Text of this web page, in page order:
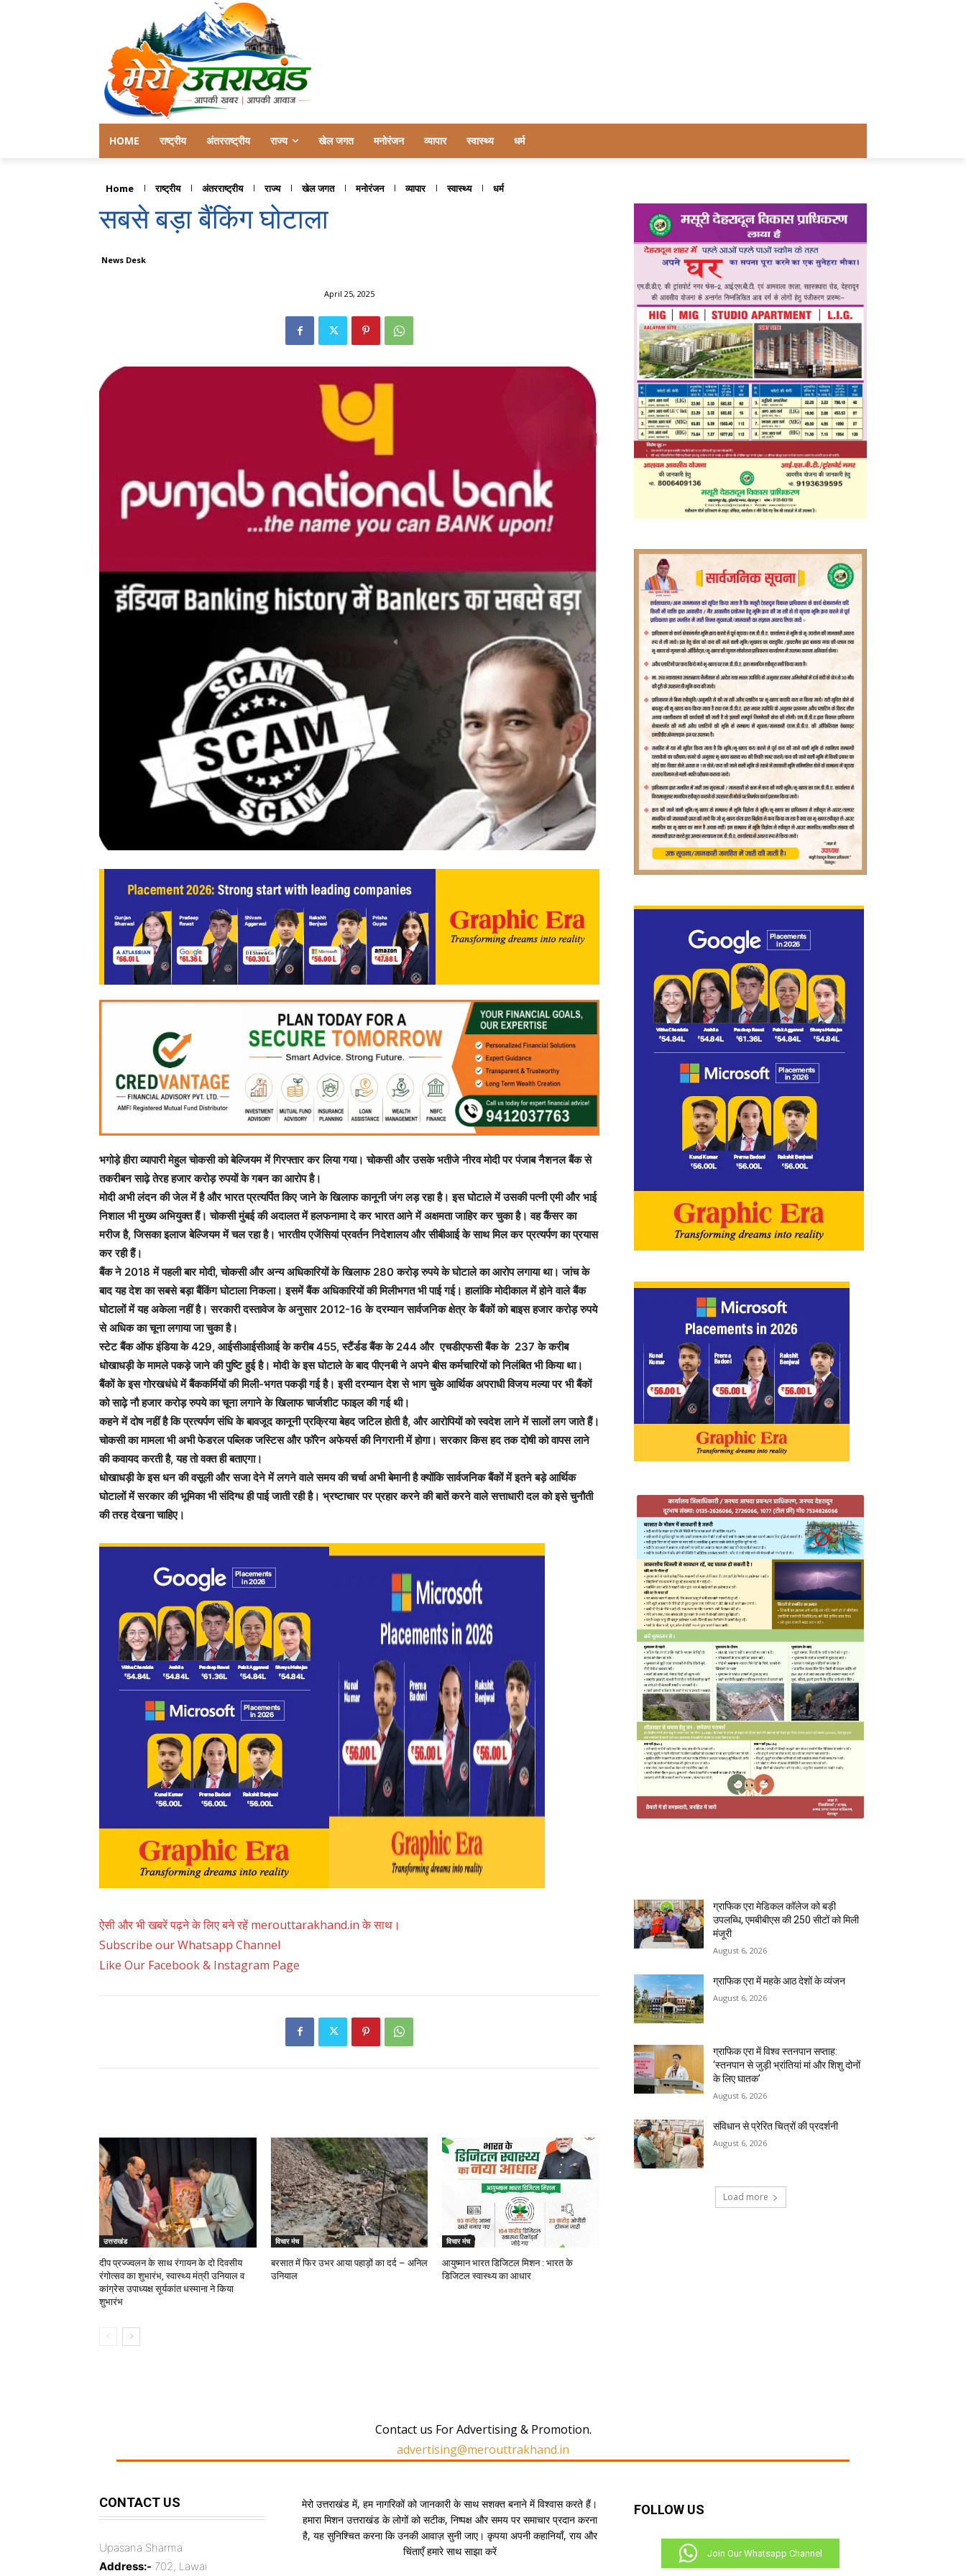
HOME राष्ट्रीय अंतरराष्ट्रीय राज्य खेल जगत मनोरंजन व्यापार स्वास्थ्य धर्म
Home राष्ट्रीय अंतरराष्ट्रीय राज्य खेल जगत मनोरंजन व्यापार स्वास्थ्य धर्म
सबसे बड़ा बैंकिंग घोटाला
News Desk
April 25, 2025
भगोड़े हीरा व्यापारी मेहुल चोकसी को बेल्जियम में गिरफ्तार कर लिया गया। चोकसी और उसके भतीजे नीरव मोदी पर पंजाब नैशनल बैंक से
तकरीबन साढ़े तेरह हजार करोड़ रुपयों के गबन का आरोप है।
मोदी अभी लंदन की जेल में है और भारत प्रत्यर्पित किए जाने के खिलाफ कानूनी जंग लड़ रहा है। इस घोटाले में उसकी पत्नी एमी और भाई
निशाल भी मुख्य अभियुक्त हैं। चोकसी मुंबई की अदालत में हलफनामा दे कर भारत आने में अक्षमता जाहिर कर चुका है। वह कैंसर का
मरीज है, जिसका इलाज बेल्जियम में चल रहा है। भारतीय एजेंसियां प्रवर्तन निदेशालय और सीबीआई के साथ मिल कर प्रत्यर्पण का प्रयास
कर रही हैं।
बैंक ने 2018 में पहली बार मोदी, चोकसी और अन्य अधिकारियों के खिलाफ 280 करोड़ रुपये के घोटाले का आरोप लगाया था। जांच के
बाद यह देश का सबसे बड़ा बैंकिंग घोटाला निकला। इसमें बैंक अधिकारियों की मिलीभगत भी पाई गई। हालांकि मोदीकाल में होने वाले बैंक
घोटालों में यह अकेला नहीं है। सरकारी दस्तावेज के अनुसार 2012-16 के दरम्यान सार्वजनिक क्षेत्र के बैंकों को बाइस हजार करोड़ रुपये
से अधिक का चूना लगाया जा चुका है।
स्टेट बैंक ऑफ इंडिया के 429, आईसीआईसीआई के करीब 455, स्टैंर्डड बैंक के 244 और एचडीएफसी बैंक के 237 के करीब
धोखाधड़ी के मामले पकड़े जाने की पुष्टि हुई है। मोदी के इस घोटाले के बाद पीएनबी ने अपने बीस कर्मचारियों को निलंबित भी किया था।
बैंकों के इस गोरखधंधे में बैंककर्मियों की मिली-भगत पकड़ी गई है। इसी दरम्यान देश से भाग चुके आर्थिक अपराधी विजय मल्या पर भी बैंकों
को साढ़े नौ हजार करोड़ रुपये का चूना लगाने के खिलाफ चार्जशीट फाइल की गई थी।
कहने में दोष नहीं है कि प्रत्यर्पण संधि के बावजूद कानूनी प्रक्रिया बेहद जटिल होती है, और आरोपियों को स्वदेश लाने में सालों लग जाते हैं।
चोकसी का मामला भी अभी फेडरल पब्लिक जस्टिस और फॉरेन अफेयर्स की निगरानी में होगा। सरकार किस हद तक दोषी को वापस लाने
की कवायद करती है, यह तो वक्त ही बताएगा।
धोखाधड़ी के इस धन की वसूली और सजा देने में लगने वाले समय की चर्चा अभी बेमानी है क्योंकि सार्वजनिक बैंकों में इतने बड़े आर्थिक
घोटालों में सरकार की भूमिका भी संदिग्ध ही पाई जाती रही है। भ्रष्टाचार पर प्रहार करने की बातें करने वाले सत्ताधारी दल को इसे चुनौती
की तरह देखना चाहिए।
ऐसी और भी खबरें पढ़ने के लिए बने रहें merouttarakhand.in के साथ।
Subscribe our Whatsapp Channel
Like Our Facebook & Instagram Page
उत्तराखंड
दीप प्रज्ज्वलन के साथ रंगायन के दो दिवसीय
रंगोत्सव का शुभारंभ, स्वास्थ्य मंत्री उनियाल व
कांग्रेस उपाध्यक्ष सूर्यकांत धस्माना ने किया
शुभारंभ
विचार मंच
बरसात में फिर उभर आया पहाड़ों का दर्द – अनिल
उनियाल
विचार मंच
आयुष्मान भारत डिजिटल मिशन : भारत के
डिजिटल स्वास्थ्य का आधार
ग्राफिक एरा मेडिकल कॉलेज को बड़ी
उपलब्धि, एमबीबीएस की 250 सीटों को मिली
मंजूरी
August 6, 2026
ग्राफिक एरा में महके आठ देशों के व्यंजन
August 6, 2026
ग्राफिक एरा में विश्व स्तनपान सप्ताह:
‘स्तनपान से जुड़ी भ्रांतियां मां और शिशु दोनों
के लिए घातक’
August 6, 2026
संविधान से प्रेरित चित्रों की प्रदर्शनी
August 6, 2026
Load more
Contact us For Advertising & Promotion.
advertising@merouttrakhand.in
CONTACT US
Upasana Sharma
Address:- 702, Lawai
मेरो उत्तराखंड में, हम नागरिकों को जानकारी के साथ सशक्त बनाने में विश्वास करते हैं।
हमारा मिशन उत्तराखंड के लोगों को सटीक, निष्पक्ष और समय पर समाचार प्रदान करना
है, यह सुनिश्चित करना कि उनकी आवाज़ सुनी जाए। कृपया अपनी कहानियाँ, राय और
चिंताएँ हमारे साथ साझा करें
FOLLOW US
Join Our Whatsapp Channel